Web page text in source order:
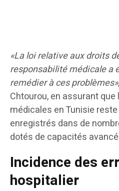
«La loi relative aux droits
responsabilité médicale a
remédier à ces problèmes»
Chtourou, en assurant que
médicales en Tunisie
enregistrés dans de
dotés de capacités
Incidence des
hospitalier